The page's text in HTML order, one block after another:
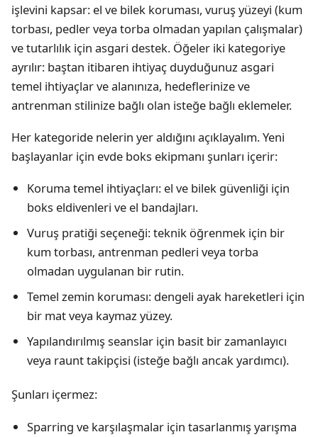
işlevini kapsar: el ve bilek koruması, vuruş yüzeyi (kum
torbası, pedler veya torba olmadan yapılan çalışmalar)
ve tutarlılık için asgari destek. Öğeler iki kategoriye
ayrılır: baştan itibaren ihtiyaç duyduğunuz asgari
temel ihtiyaçlar ve alanınıza, hedeflerinize ve
antrenman stilinize bağlı olan isteğe bağlı eklemeler.
Her kategoride nelerin yer aldığını açıklayalım. Yeni
başlayanlar için evde boks ekipmanı şunları içerir:
Koruma temel ihtiyaçları: el ve bilek güvenliği için
boks eldivenleri ve el bandajları.
Vuruş pratiği seçeneği: teknik öğrenmek için bir
kum torbası, antrenman pedleri veya torba
olmadan uygulanan bir rutin.
Temel zemin koruması: dengeli ayak hareketleri için
bir mat veya kaymaz yüzey.
Yapılandırılmış seanslar için basit bir zamanlayıcı
veya raunt takipçisi (isteğe bağlı ancak yardımcı).
Şunları içermez:
Sparring ve karşılaşmalar için tasarlanmış yarışma